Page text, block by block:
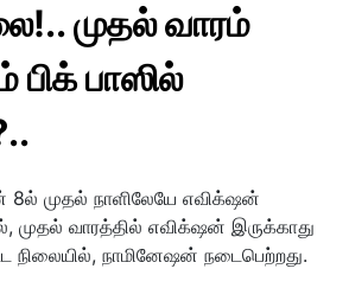
முதல் வாரம்
பிக் பாஸில்
8ல் முதல் நாளிலேயே எவிக்‌ஷன்
முதல் வாரத்தில் எவிக்‌ஷன் இருக்காது
நிலையில், நாமினேஷன் நடைபெற்றது.